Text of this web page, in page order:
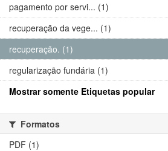
pagamento por servi... (1)
recuperação da vege... (1)
recuperação. (1)
regularização fundária (1)
Mostrar somente Etiquetas popular
Formatos
PDF (1)